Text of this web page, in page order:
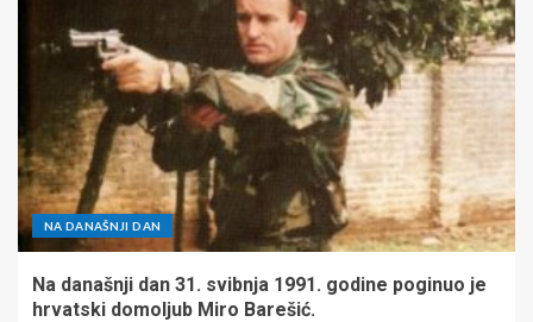
NA DANAŠNJI DAN
Na današnji dan 31. svibnja 1991. godine poginuo je
hrvatski domoljub Miro Barešić.